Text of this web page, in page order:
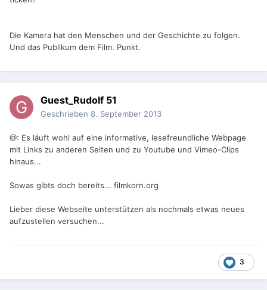
Die Kamera hat den Menschen und der Geschichte zu folgen.
Und das Publikum dem Film. Punkt.
Guest_Rudolf 51
Geschrieben 8. September 2013
@: Es läuft wohl auf eine informative, lesefreundliche Webpage
mit Links zu anderen Seiten und zu Youtube und Vimeo-Clips
hinaus...
Sowas gibts doch bereits... filmkorn.org
Lieber diese Webseite unterstützen als nochmals etwas neues
aufzustellen versuchen...
3